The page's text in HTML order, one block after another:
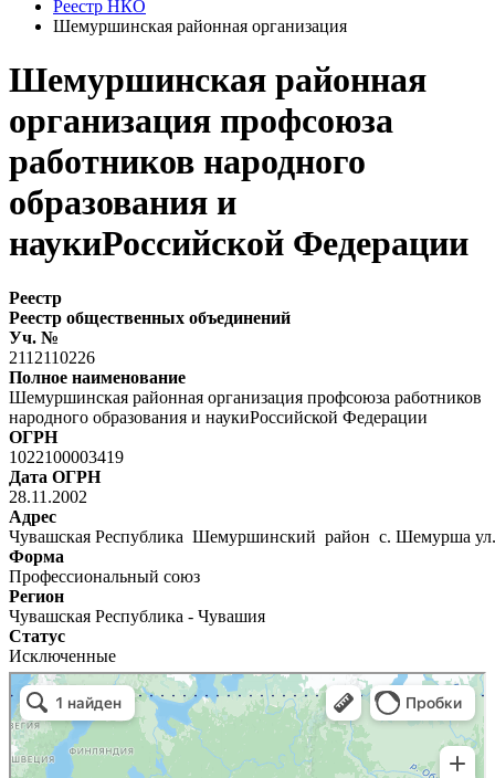
Реестр НКО
Шемуршинская районная организация
Шемуршинская районная
организация профсоюза
работников народного
образования и
наукиРоссийской Федерации
Реестр
Реестр общественных объединений
Уч. №
2112110226
Полное наименование
Шемуршинская районная организация профсоюза работников
народного образования и наукиРоссийской Федерации
ОГРН
1022100003419
Дата ОГРН
28.11.2002
Адрес
Чувашская Республика Шемуршинский район с. Шемурша
Форма
Профессиональный союз
Регион
Чувашская Республика - Чувашия
Статус
Исключенные